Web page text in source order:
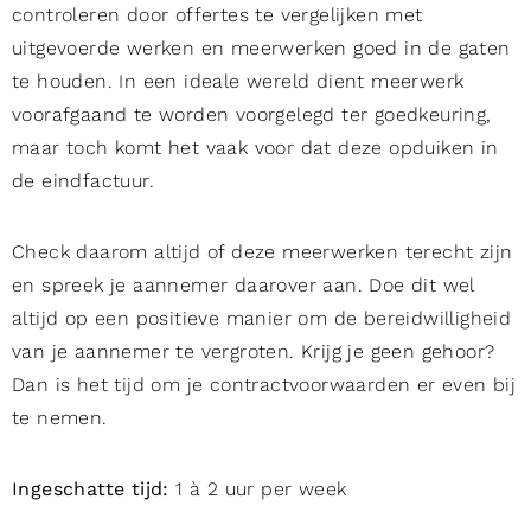
controleren door offertes te vergelijken met
uitgevoerde werken en meerwerken goed in de gaten
te houden. In een ideale wereld dient meerwerk
voorafgaand te worden voorgelegd ter goedkeuring,
maar toch komt het vaak voor dat deze opduiken in
de eindfactuur.
Check daarom altijd of deze meerwerken terecht zijn
en spreek je aannemer daarover aan. Doe dit wel
altijd op een positieve manier om de bereidwilligheid
van je aannemer te vergroten. Krijg je geen gehoor?
Dan is het tijd om je contractvoorwaarden er even bij
te nemen.
Ingeschatte tijd: 1 à 2 uur per week